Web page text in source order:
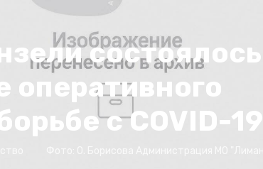
состоялось
оперативного
с COVID-19